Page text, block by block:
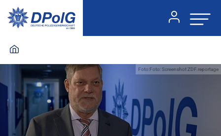
Foto:Foto: Screenshot ZDF.reportage